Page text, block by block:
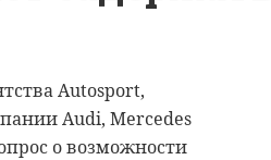
Autosport,
Audi, Mercedes
овозможности